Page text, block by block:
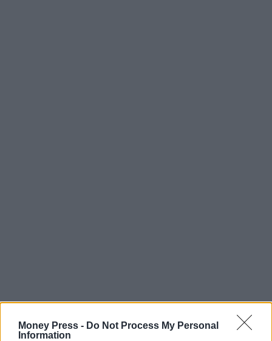
Money Press - Do Not Process My Personal
Information